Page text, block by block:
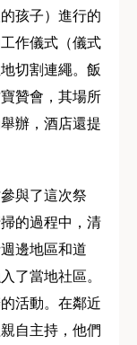
孩子）進行的
作儀式（儀式
切割連繩。飯
贊會，其場所
辦，酒店還提
與了這次祭
的過程中，清
邊地區和道
了當地社區。
活動。在鄰近
自主持，他們